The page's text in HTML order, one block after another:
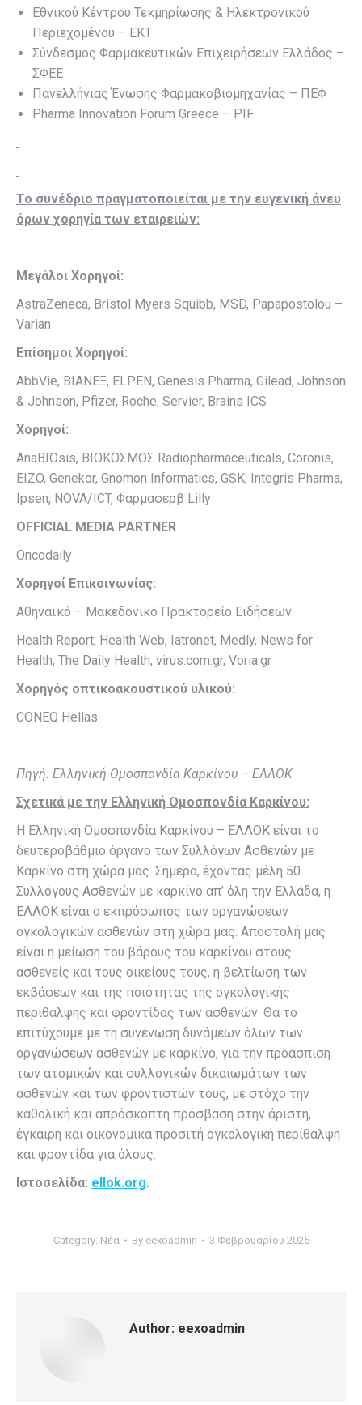
Εθνικού Κέντρου Τεκμηρίωσης & Ηλεκτρονικού
Περιεχομένου – ΕΚΤ
Σύνδεσμος Φαρμακευτικών Επιχειρήσεων Ελλάδος –
ΣΦΕΕ
Πανελλήνιας Ένωσης Φαρμακοβιομηχανίας – ΠΕΦ
Pharma Innovation Forum Greece – PIF
To συνέδριο πραγματοποιείται με την ευγενική άνευ
όρων χορηγία των εταιρειών:
Μεγάλοι Χορηγοί:
AstraZeneca, Βristol Myers Squibb, MSD, Papapostolou –
Varian
Eπίσημοι Χορηγοί:
AbbVie, ΒΙΑΝΕΞ, ELPEN, Genesis Pharma, Gilead, Johnson
& Johnson, Pfizer, Roche, Servier, Brains ICS
Χορηγοί:
AnaBIOsis, BIOKOΣΜΟΣ Radiopharmaceuticals, Coronis,
EIZO, Genekor, Gnomon Informatics, GSK, Integris Pharma,
Ipsen, NOVA/ICT, Φαρμασερβ Lilly
OFFICIAL MEDIA PARTNER
Oncodaily
Χορηγοί Επικοινωνίας:
Αθηναϊκό – Μακεδονικό Πρακτορείο Ειδήσεων
Health Report, Health Web, Iatronet, Medly, News for
Health, The Daily Health, virus.com.gr, Voria.gr
Χορηγός οπτικοακουστικού υλικού:
CONEQ Hellas
Πηγή: Ελληνική Ομοσπονδία Καρκίνου – ΕΛΛΟΚ
Σχετικά με την Ελληνική Ομοσπονδία Καρκίνου:
Η Ελληνική Ομοσπονδία Καρκίνου – ΕΛΛΟΚ είναι το
δευτεροβάθμιο όργανο των Συλλόγων Ασθενών με
Καρκίνο στη χώρα μας. Σήμερα, έχοντας μέλη 50
Συλλόγους Ασθενών με καρκίνο απ’ όλη την Ελλάδα, η
ΕΛΛΟΚ είναι ο εκπρόσωπος των οργανώσεων
ογκολογικών ασθενών στη χώρα μας. Αποστολή μας
είναι η μείωση του βάρους του καρκίνου στους
ασθενείς και τους οικείους τους, η βελτίωση των
εκβάσεων και της ποιότητας της ογκολογικής
περίθαλψης και φροντίδας των ασθενών. Θα το
επιτύχουμε με τη συνένωση δυνάμεων όλων των
οργανώσεων ασθενών με καρκίνο, για την προάσπιση
των ατομικών και συλλογικών δικαιωμάτων των
ασθενών και των φροντιστών τους, με στόχο την
καθολική και απρόσκοπτη πρόσβαση στην άριστη,
έγκαιρη και οικονομικά προσιτή ογκολογική περίθαλψη
και φροντίδα για όλους.
Ιστοσελίδα: ellok.org.
Category: Νέα By eexoadmin 3 Φεβρουαρίου 2025
Author: eexoadmin